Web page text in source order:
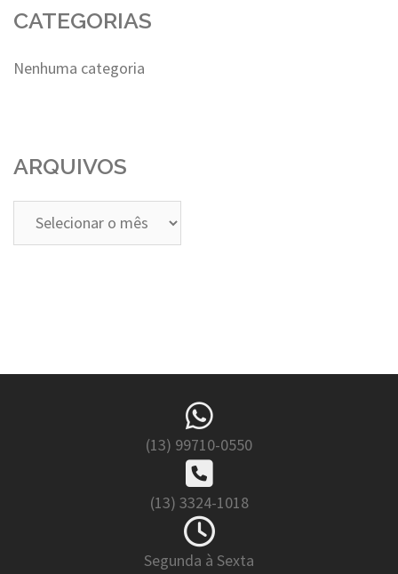
CATEGORIAS
Nenhuma categoria
ARQUIVOS
Arquivos
(13) 99710-0550
(13) 3324-1018
Segunda à Sexta